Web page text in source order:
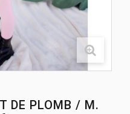
DE PLOMB / M.